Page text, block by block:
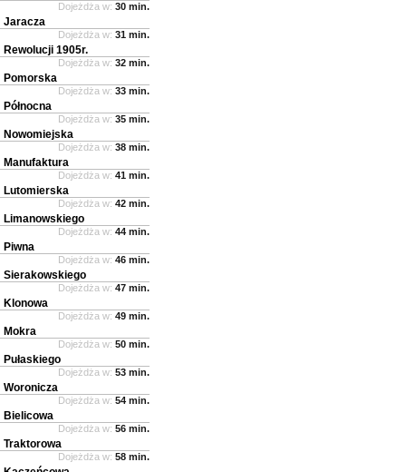
Dojeżdża w: 30 min.
Jaracza
Dojeżdża w: 31 min.
Rewolucji 1905r.
Dojeżdża w: 32 min.
Pomorska
Dojeżdża w: 33 min.
Północna
Dojeżdża w: 35 min.
Nowomiejska
Dojeżdża w: 38 min.
Manufaktura
Dojeżdża w: 41 min.
Lutomierska
Dojeżdża w: 42 min.
Limanowskiego
Dojeżdża w: 44 min.
Piwna
Dojeżdża w: 46 min.
Sierakowskiego
Dojeżdża w: 47 min.
Klonowa
Dojeżdża w: 49 min.
Mokra
Dojeżdża w: 50 min.
Pułaskiego
Dojeżdża w: 53 min.
Woronicza
Dojeżdża w: 54 min.
Bielicowa
Dojeżdża w: 56 min.
Traktorowa
Dojeżdża w: 58 min.